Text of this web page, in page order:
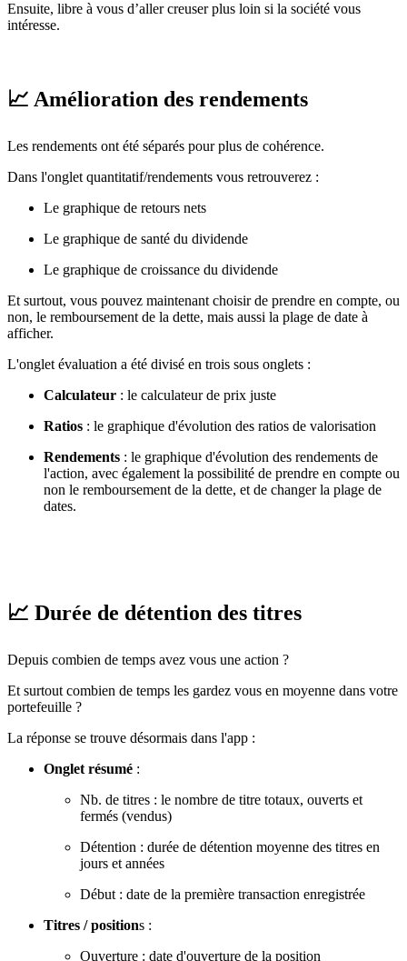
Ensuite, libre à vous d’aller creuser plus loin si la société vous
intéresse.
📈 Amélioration des rendements
Les rendements ont été séparés pour plus de cohérence.
Dans l'onglet quantitatif/rendements vous retrouverez :
Le graphique de retours nets
Le graphique de santé du dividende
Le graphique de croissance du dividende
Et surtout, vous pouvez maintenant choisir de prendre en compte, ou
non, le remboursement de la dette, mais aussi la plage de date à
afficher.
L'onglet évaluation a été divisé en trois sous onglets :
Calculateur : le calculateur de prix juste
Ratios : le graphique d'évolution des ratios de valorisation
Rendements : le graphique d'évolution des rendements de
l'action, avec également la possibilité de prendre en compte ou
non le remboursement de la dette, et de changer la plage de
dates.
📈 Durée de détention des titres
Depuis combien de temps avez vous une action ?
Et surtout combien de temps les gardez vous en moyenne dans votre
portefeuille ?
La réponse se trouve désormais dans l'app :
Onglet résumé :
Nb. de titres : le nombre de titre totaux, ouverts et
fermés (vendus)
Détention : durée de détention moyenne des titres en
jours et années
Début : date de la première transaction enregistrée
Titres / positions :
Ouverture : date d'ouverture de la position